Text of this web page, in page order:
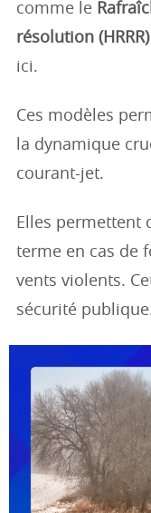
comme le
résolution (HRRR)
ici.
Ces modèles
la dynamique
courant-jet.
Elles permettent
terme en cas de
vents violents.
sécurité